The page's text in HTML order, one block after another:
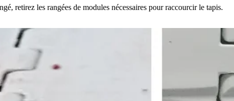
retirez les rangées de modules nécessaires pour raccourcir le tapis.